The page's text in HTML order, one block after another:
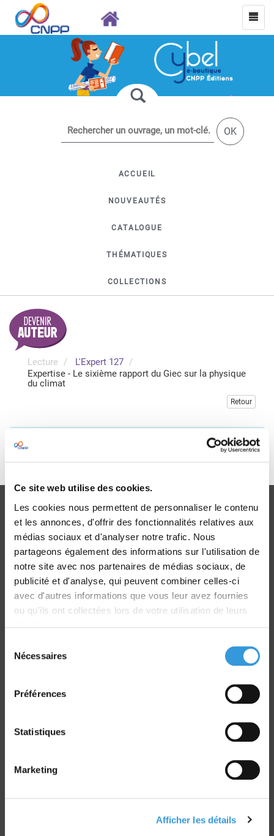
Ce site web utilise des cookies.
Les cookies nous permettent de personnaliser le contenu
et les annonces, d'offrir des fonctionnalités relatives aux
médias sociaux et d'analyser notre trafic. Nous
partageons également des informations sur l'utilisation de
notre site avec nos partenaires de médias sociaux, de
publicité et d'analyse, qui peuvent combiner celles-ci
avec d'autres informations que vous leur avez fournies
ou qu'ils ont collectées lors de votre utilisation de leurs
Nécessaires
Préférences
Statistiques
Marketing
Afficher les détails
OK
ACCUEIL
NOUVEAUTÉS
CATALOGUE
THÉMATIQUES
COLLECTIONS
Lecture
L'Expert 127
Expertise - Le sixième rapport du Giec sur la physique
du climat
Retour
Veuillez vous connecter pour accéder à cette publication
Livraison
dans le monde entier